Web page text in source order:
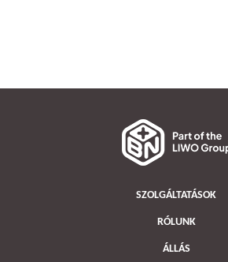
SZOLGÁLTATÁSOK
RÓLUNK
ÁLLÁS